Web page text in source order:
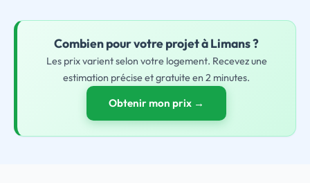
Combien pourvotreprojet à Limans ?
Les prix varient selon votre logement. Recevez une
estimation précise et gratuite en 2 minutes.
Obtenir mon prix →